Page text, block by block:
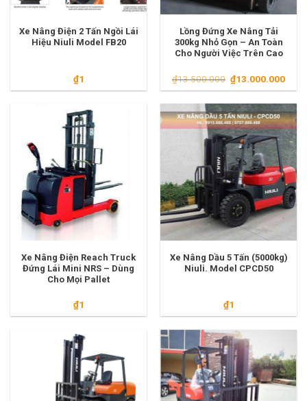
Xe Nâng Điện 2 Tấn Ngồi Lái
Hiệu Niuli Model FB20
₫1
Lồng Đứng Xe Nâng Tải
300kg Nhỏ Gọn – An Toàn
Cho Người Việc Trên Cao
₫13.500.000 Giá
gốc
₫13.500.000.
₫13.000.000Giá
là:
Xe Nâng Điện Reach Truck
Đứng Lái Mini NRS – Dùng
Cho Mọi Pallet
₫1
Xe Nâng Dầu 5 Tấn (5000kg)
Niuli. Model CPCD50
₫1